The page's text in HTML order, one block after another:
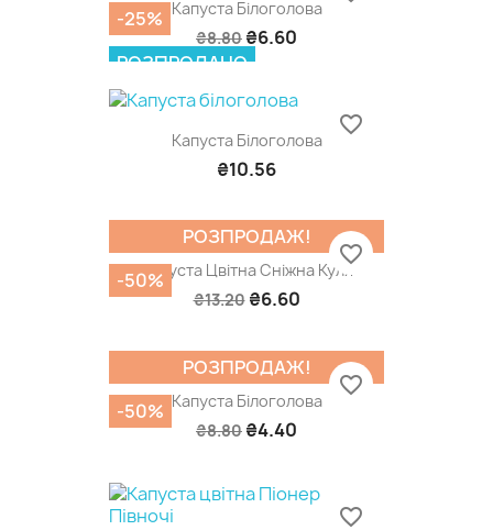
Капуста Білоголова
₴8.80 ₴6.60
-25%
РОЗПРОДАНО
Капуста Білоголова
₴10.56
favorite_border
Капуста Цвітна Сніжна Куля
₴13.20 ₴6.60
РОЗПРОДАЖ!
-50%
favorite_border
Капуста Білоголова
₴8.80 ₴4.40
РОЗПРОДАЖ!
-50%
favorite_border
favorite_border